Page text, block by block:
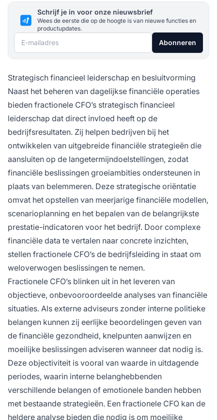
Schrijf je in voor onze nieuwsbrief
Wees de eerste die op de hoogte is van nieuwe functies en
productupdates.
E-mailadres Abonneren
Strategisch financieel leiderschap en besluitvorming
Naast het beheren van dagelijkse financiële operaties
bieden fractionele CFO’s strategisch financieel
leiderschap dat direct invloed heeft op de
bedrijfsresultaten. Zij helpen bedrijven bij het
ontwikkelen van uitgebreide financiële strategieën die
aansluiten op de langetermijndoelstellingen, zodat
financiële beslissingen groeiambities ondersteunen in
plaats van belemmeren. Deze strategische oriëntatie
omvat het opstellen van meerjarige financiële modellen,
scenarioplanning en het bepalen van de belangrijkste
prestatie-indicatoren voor het bedrijf. Door complexe
financiële data te vertalen naar concrete inzichten,
stellen fractionele CFO’s de bedrijfsleiding in staat om
weloverwogen beslissingen te nemen.
Fractionele CFO’s blinken uit in het leveren van
objectieve, onbevooroordeelde analyses van financiële
situaties. Als externe adviseurs zonder interne politieke
belangen kunnen zij eerlijke beoordelingen geven van
de financiële gezondheid, knelpunten aanwijzen en
moeilijke beslissingen adviseren wanneer dat nodig is.
Deze objectiviteit is vooral van waarde in uitdagende
periodes, waarin interne belanghebbenden
verschillende belangen of emotionele banden hebben
met bestaande strategieën. Een fractionele CFO kan de
heldere analyse bieden die nodig is om moeilijke